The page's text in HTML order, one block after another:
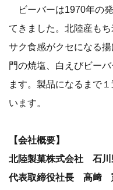
ビーバーは1970年の
てきました。北陸産も
サク食感がクセになる
門の焼塩、白えびビー
ます。製品になるまで
います。
【会社概要】
北陸製菓株式会社 石川
代表取締役社長 髙﨑